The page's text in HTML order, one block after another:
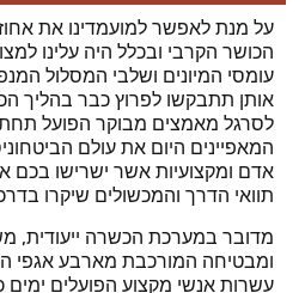
על מנת לאפשר למועמדינו את
הכושר הקרבי ובכלל היה עלינו
עומסי המיונים ושלבי המסלול
אותן תתבקשו לפרוץ כבר בהליך
לסרגל מאמצים מבוקר הפועל תחת
המאפיינים היום את עולם
אדם ומקצועיות אשר ישרישו בכם
תוואי הדרך והמכשולים שיקרו
מדובר במערכת הכשרה ייעודית,
ומבטיחה המורכבת מארבע אגפי
עשרות אנשי מקצוע הפועלים